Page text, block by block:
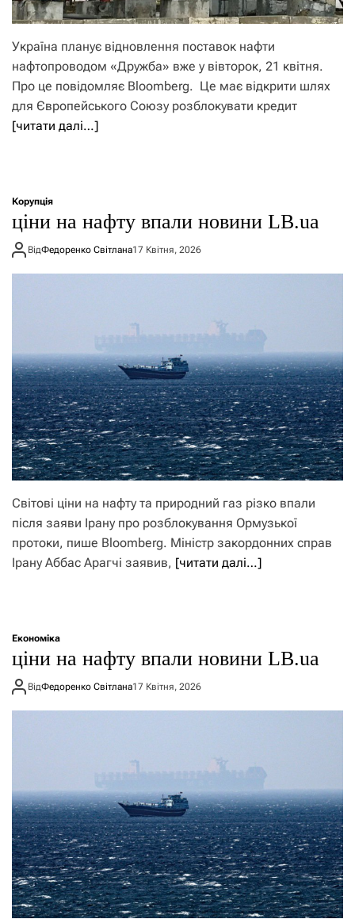
Україна планує відновлення поставок нафти
нафтопроводом «Дружба» вже у вівторок, 21 квітня.
Про це повідомляє Bloomberg. Це має відкрити шлях
для Європейського Союзу розблокувати кредит
[читати далі…]
Корупція
ціни на нафту впали новини LB.ua
ВідФедоренко Світлана17 Квітня, 2026
Світові ціни на нафту та природний газ різко впали
після заяви Ірану про розблокування Ормузької
протоки, пише Bloomberg. Міністр закордонних справ
Ірану Аббас Арагчі заявив, [читати далі…]
Економіка
ціни на нафту впали новини LB.ua
ВідФедоренко Світлана17 Квітня, 2026